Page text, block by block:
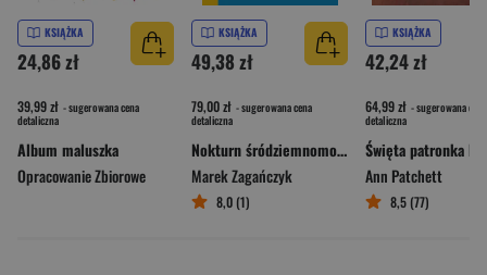
KSIĄŻKA
24,86 zł
39,99 zł - sugerowana cena
detaliczna
Album maluszka
Opracowanie Zbiorowe
KSIĄŻKA
49,38 zł
79,00 zł - sugerowana cena
detaliczna
Nokturn śródziemnomorski
Marek Zagańczyk
8,0 (1)
KSIĄŻKA
42,24 zł
64,99 zł - sugerowana cena
detaliczna
Ann Patchett
8,5 (77)